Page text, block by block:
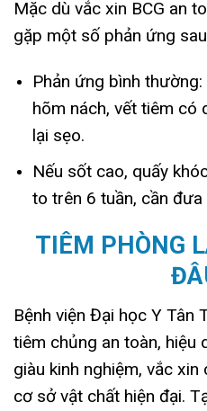
Mặc dù vắc xin BCG an
gặp một số phản ứng
Phản ứng bình
hõm nách, vết tiêm có
lại sẹo.
Nếu sốt cao, quấy
to trên 6 tuần, cần đưa
TIÊM PHÒNG
Bệnh viện Đại học Y Tân
tiêm chủng an toàn, hiệu
giàu kinh nghiệm, vắc
cơ sở vật chất hiện đại.